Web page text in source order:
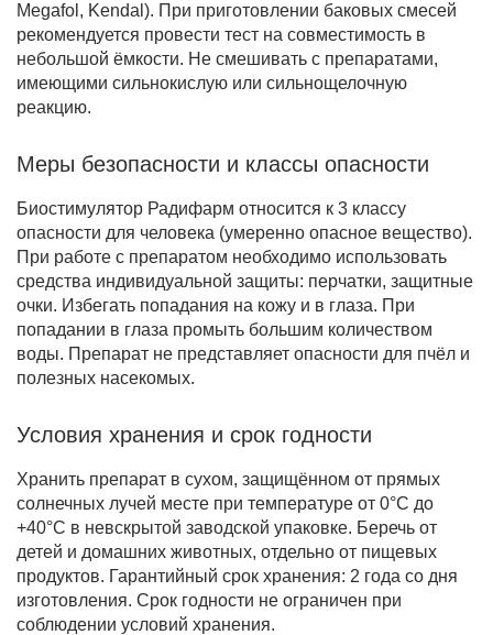
Megafol, Kendal). При приготовлении баковых смесей
рекомендуется провести тест на совместимость в
небольшой ёмкости. Не смешивать с препаратами,
имеющими сильнокислую или сильнощелочную
реакцию.
Меры безопасности и классы опасности
Биостимулятор Радифарм относится к 3 классу
опасности для человека (умеренно опасное вещество).
При работе с препаратом необходимо использовать
средства индивидуальной защиты: перчатки, защитные
очки. Избегать попадания на кожу и в глаза. При
попадании в глаза промыть большим количеством
воды. Препарат не представляет опасности для пчёл и
полезных насекомых.
Условия хранения и срок годности
Хранить препарат в сухом, защищённом от прямых
солнечных лучей месте при температуре от 0°C до
+40°C в невскрытой заводской упаковке. Беречь от
детей и домашних животных, отдельно от пищевых
продуктов. Гарантийный срок хранения: 2 года со дня
изготовления. Срок годности не ограничен при
соблюдении условий хранения.